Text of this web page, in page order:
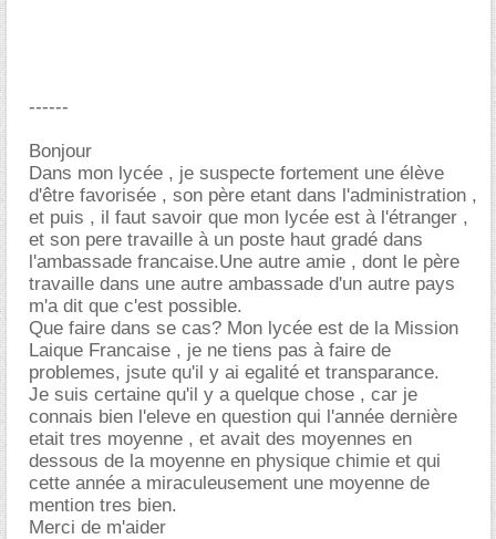
------
Bonjour
Dans mon lycée , je suspecte fortement une élève
d'être favorisée , son père etant dans l'administration ,
et puis , il faut savoir que mon lycée est à l'étranger ,
et son pere travaille à un poste haut gradé dans
l'ambassade francaise.Une autre amie , dont le père
travaille dans une autre ambassade d'un autre pays
m'a dit que c'est possible.
Que faire dans se cas? Mon lycée est de la Mission
Laique Francaise , je ne tiens pas à faire de
problemes, jsute qu'il y ai egalité et transparance.
Je suis certaine qu'il y a quelque chose , car je
connais bien l'eleve en question qui l'année dernière
etait tres moyenne , et avait des moyennes en
dessous de la moyenne en physique chimie et qui
cette année a miraculeusement une moyenne de
mention tres bien.
Merci de m'aider